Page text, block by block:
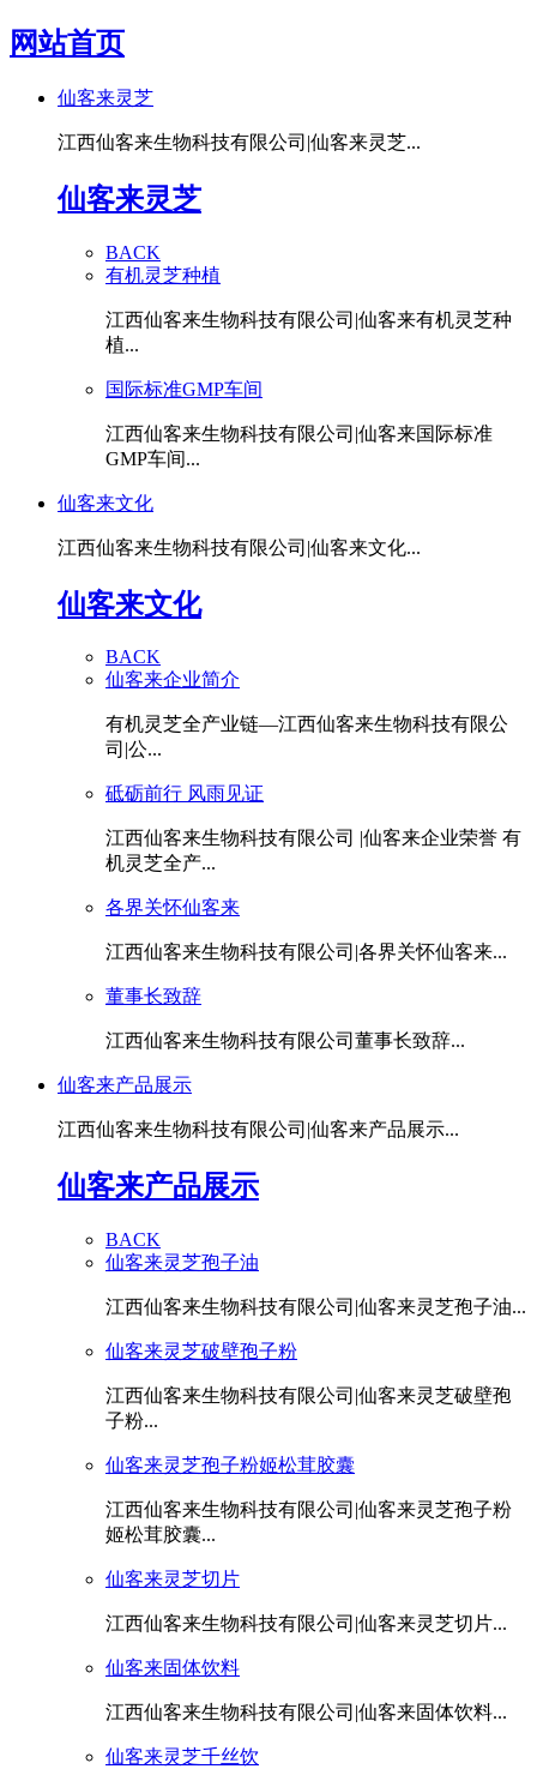
网站首页
仙客来灵芝
江西仙客来生物科技有限公司|仙客来灵芝...
仙客来灵芝
BACK
有机灵芝种植
江西仙客来生物科技有限公司|仙客来有机灵芝种
植...
国际标准GMP车间
江西仙客来生物科技有限公司|仙客来国际标准
GMP车间...
仙客来文化
江西仙客来生物科技有限公司|仙客来文化...
仙客来文化
BACK
仙客来企业简介
有机灵芝全产业链—江西仙客来生物科技有限公
司|公...
砥砺前行 风雨见证
江西仙客来生物科技有限公司 |仙客来企业荣誉 有
机灵芝全产...
各界关怀仙客来
江西仙客来生物科技有限公司|各界关怀仙客来...
董事长致辞
江西仙客来生物科技有限公司董事长致辞...
仙客来产品展示
江西仙客来生物科技有限公司|仙客来产品展示...
仙客来产品展示
BACK
仙客来灵芝孢子油
江西仙客来生物科技有限公司|仙客来灵芝孢子油...
仙客来灵芝破壁孢子粉
江西仙客来生物科技有限公司|仙客来灵芝破壁孢
子粉...
仙客来灵芝孢子粉姬松茸胶囊
江西仙客来生物科技有限公司|仙客来灵芝孢子粉
姬松茸胶囊...
仙客来灵芝切片
江西仙客来生物科技有限公司|仙客来灵芝切片...
仙客来固体饮料
江西仙客来生物科技有限公司|仙客来固体饮料...
仙客来灵芝千丝饮